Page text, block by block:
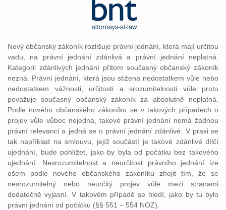
Nový občanský zákoník rozlišuje právní jednání, která mají určitou
vadu, na právní jednání zdánlivá a právní jednání neplatná.
Kategorii zdánlivých jednání přitom současný občanský zákoník
nezná. Právní jednání, která jsou stižena nedostatkem vůle nebo
nedostatkem vážnosti, určitosti a srozumitelnosti vůle proto
považuje současný občanský zákoník za absolutně neplatná.
Podle nového občanského zákoníku se v takových případech o
projev vůle vůbec nejedná, takové právní jednání nemá žádnou
právní relevanci a jedná se o právní jednání zdánlivé. V praxi se
tak například na smlouvu, jejíž součástí je takové zdánlivé dílčí
ujednání, bude pohlížet, jako by byla od počátku bez takového
ujednání. Nesrozumitelnost a neurčitost právního jednání lze
ošem podle nového občanského zákoníku zhojit tím, že se
nesrozumitelný nebo neurčitý projev vůle mezi stranami
dodatečně vyjasní. V takovém případě se hledí, jako by tu bylo
právní jednání od počátku (§§ 551 – 554 NOZ).